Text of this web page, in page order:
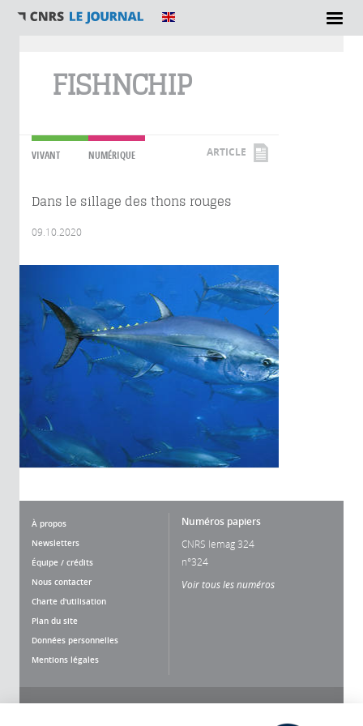
FISHNCHIP
VIVANT NUMÉRIQUE ARTICLE
Dans le sillage des thons rouges
09.10.2020
À propos
Newsletters
Équipe / crédits
Nous contacter
Charte d'utilisation
Plan du site
Données personnelles
Mentions légales
Numéros papiers
CNRS lemag 324
n°324
Voir tous les numéros